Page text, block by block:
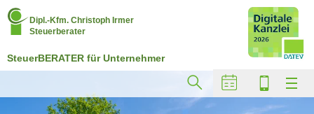
Dipl.-Kfm. Christoph Irmer
Steuerberater
SteuerBERATER für Unternehmer